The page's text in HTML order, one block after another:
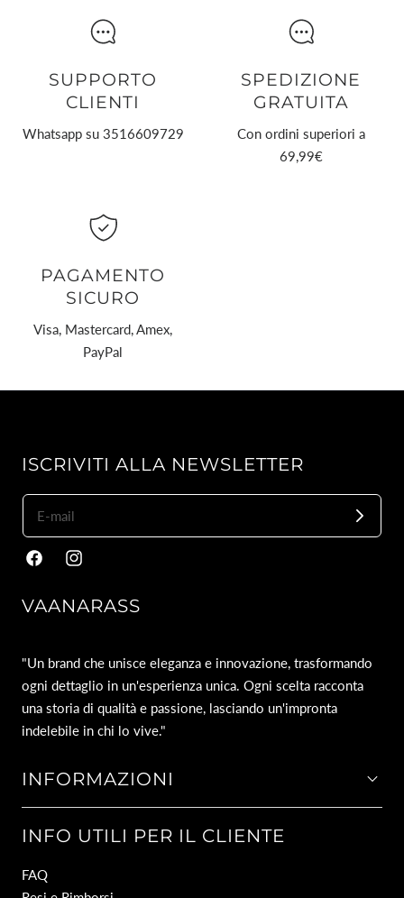
SUPPORTO
CLIENTI
Whatsapp su 3516609729
SPEDIZIONE
GRATUITA
Con ordini superiori a
69,99€
PAGAMENTO
SICURO
Visa, Mastercard, Amex,
PayPal
VAANARASS
"Un brand che unisce eleganza e innovazione, trasformando
ogni dettaglio in un'esperienza unica. Ogni scelta racconta
una storia di qualità e passione, lasciando un'impronta
indelebile in chi lo vive."
INFORMAZIONI
INFO UTILI PER IL CLIENTE
FAQ
ISCRIVITI ALLA NEWSLETTER
FacebookInstagram